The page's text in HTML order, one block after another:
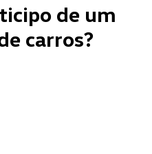
de um
carros?